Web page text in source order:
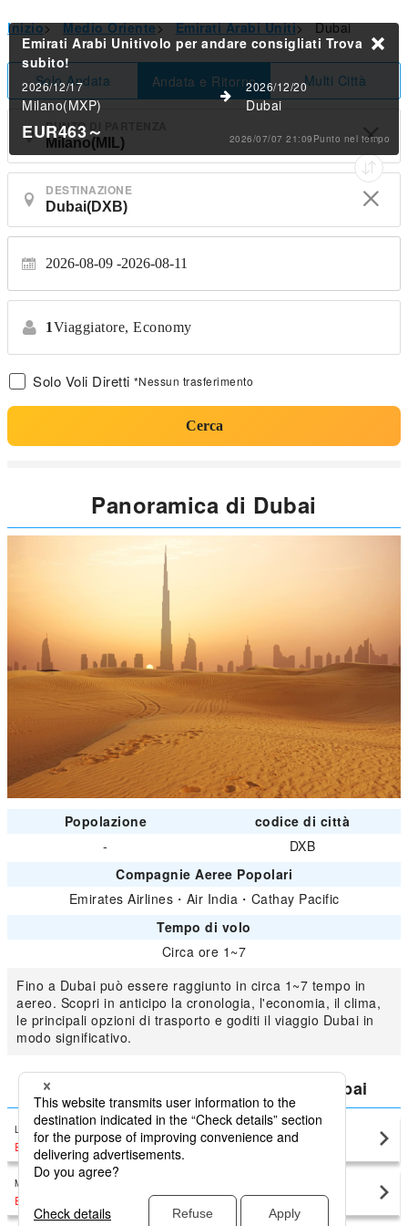
Inizio> Medio Oriente> Emirati Arabi Uniti> Dubai
Solo Andata Andata e Ritorno Multi Città
PUNTO DI PARTENZA
DESTINAZIONE
2026-08-09 2026-08-11
1Viaggiatore, Economy
Solo Voli Diretti *Nessun trasferimento
Cerca
Emirati Arabi Unitivolo per andare consigliati Trova
subito!
2026/12/17
Milano(MXP)
2026/12/20
Dubai
EUR463～ 2026/07/07 21:09Punto nel tempo
Panoramica di Dubai
Popolazione
codice di città
-
DXB
Compagnie Aeree Popolari
Emirates Airlines ・ Air India ・ Cathay Pacific
Tempo di volo
Circa ore 1~7
Fino a Dubai può essere raggiunto in circa 1~7 tempo in
aereo. Scopri in anticipo la cronologia, l'economia, il clima,
le principali opzioni di trasporto e goditi il viaggio Dubai in
modo significativo.
Confronta il prezzo più basso per Dubai
Leonardo da Vinci (Rome Fiumicino)
EUR494〜
Milan Malpensa (City of Milan)
EUR463